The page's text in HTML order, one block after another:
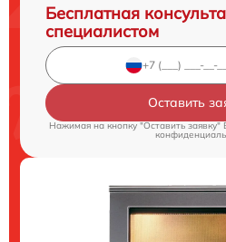
Бесплатная
специалистом
Оставить
Нажимая на кнопку "Оставить